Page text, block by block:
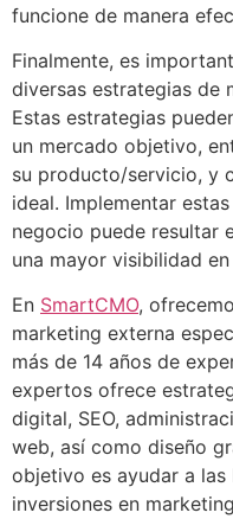
funcione de manera
Finalmente, es
diversas estrategias de
Estas estrategias
un mercado objetivo,
su producto/servicio, y
ideal. Implementar
negocio puede resultar
una mayor visibilidad
En SmartCMO,
marketing externa
más de 14 años de
expertos ofrece
digital, SEO,
web, así como diseño
objetivo es ayudar a
inversiones en